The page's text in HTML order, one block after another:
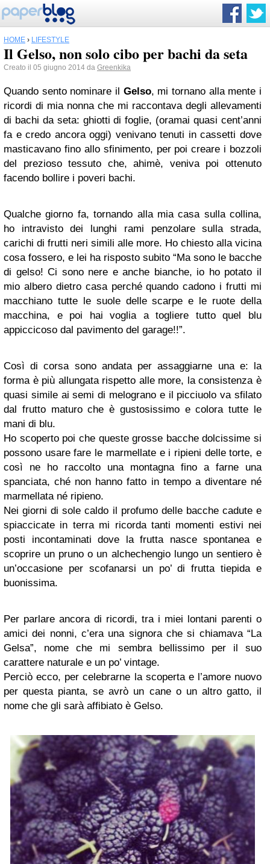
HOME › LIFESTYLE
Il Gelso, non solo cibo per bachi da seta
Creato il 05 giugno 2014 da Greenkika
Quando sento nominare il Gelso, mi tornano alla mente i
ricordi di mia nonna che mi raccontava degli allevamenti
di bachi da seta: ghiotti di foglie, (oramai quasi cent’anni
fa e credo ancora oggi) venivano tenuti in cassetti dove
masticavano fino allo sfinimento, per poi creare i bozzoli
del prezioso tessuto che, ahimè, veniva poi ottenuto
facendo bollire i poveri bachi.
Qualche giorno fa, tornando alla mia casa sulla collina,
ho intravisto dei lunghi rami penzolare sulla strada,
carichi di frutti neri simili alle more. Ho chiesto alla vicina
cosa fossero, e lei ha risposto subito “Ma sono le bacche
di gelso! Ci sono nere e anche bianche, io ho potato il
mio albero dietro casa perché quando cadono i frutti mi
macchiano tutte le suole delle scarpe e le ruote della
macchina, e poi hai voglia a togliere tutto quel blu
appiccicoso dal pavimento del garage!!”.
Così di corsa sono andata per assaggiarne una e: la
forma è più allungata rispetto alle more, la consistenza è
quasi simile ai semi di melograno e il picciuolo va sfilato
dal frutto maturo che è gustosissimo e colora tutte le
mani di blu.
Ho scoperto poi che queste grosse bacche dolcissime si
possono usare fare le marmellate e i ripieni delle torte, e
così ne ho raccolto una montagna fino a farne una
spanciata, ché non hanno fatto in tempo a diventare né
marmellata né ripieno.
Nei giorni di sole caldo il profumo delle bacche cadute e
spiaccicate in terra mi ricorda tanti momenti estivi nei
posti incontaminati dove la frutta nasce spontanea e
scoprire un pruno o un alchechengio lungo un sentiero è
un’occasione per scofanarsi un po’ di frutta tiepida e
buonissima.
Per parlare ancora di ricordi, tra i miei lontani parenti o
amici dei nonni, c’era una signora che si chiamava “La
Gelsa”, nome che mi sembra bellissimo per il suo
carattere naturale e un po’ vintage.
Perciò ecco, per celebrarne la scoperta e l’amore nuovo
per questa pianta, se avrò un cane o un altro gatto, il
nome che gli sarà affibiato è Gelso.